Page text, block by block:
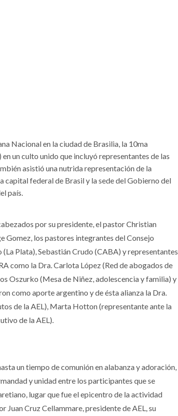
Nacional en la ciudad de Brasilia, la 10ma
un culto unido que incluyó representantes de las
asistió una nutrida representación de la
federal de Brasil y la sede del Gobierno del
país.
por su presidente, el pastor Christian
los pastores integrantes del Consejo
Plata), Sebastián Crudo (CABA) y representantes
como la Dra. Carlota López (Red de abogados de
Oszurko (Mesa de Niñez, adolescencia y familia) y
como aporte argentino y de ésta alianza la Dra.
de la AEL), Marta Hotton (representante ante la
de la AEL).
un tiempo de comunión en alabanza y adoración,
y unidad entre los participantes que se
lugar que fue el epicentro de la actividad
Cruz Cellammare, presidente de AEL, su